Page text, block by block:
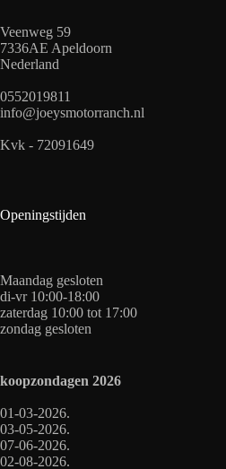
Veenweg 59
7336AE Apeldoorn
Nederland
0552019811
info@joeysmotorranch.nl
Kvk - 72091649
Openingstijden
Maandag gesloten
di-vr 10:00-18:00
zaterdag 10:00 tot 17:00
zondag gesloten
koopzondagen 2026
01-03-2026.
03-05-2026.
07-06-2026.
02-08-2026.